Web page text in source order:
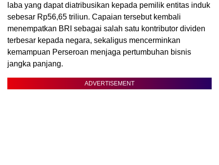
laba yang dapat diatribusikan kepada pemilik entitas induk
sebesar Rp56,65 triliun. Capaian tersebut kembali
menempatkan BRI sebagai salah satu kontributor dividen
terbesar kepada negara, sekaligus mencerminkan
kemampuan Perseroan menjaga pertumbuhan bisnis
jangka panjang.
ADVERTISEMENT